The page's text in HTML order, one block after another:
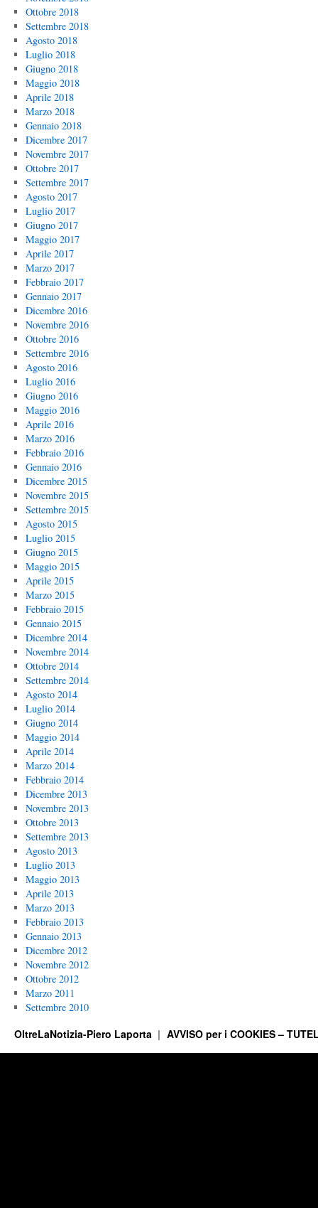
Ottobre 2018
Settembre 2018
Agosto 2018
Luglio 2018
Giugno 2018
Maggio 2018
Aprile 2018
Marzo 2018
Gennaio 2018
Dicembre 2017
Novembre 2017
Ottobre 2017
Settembre 2017
Agosto 2017
Luglio 2017
Giugno 2017
Maggio 2017
Aprile 2017
Marzo 2017
Febbraio 2017
Gennaio 2017
Dicembre 2016
Novembre 2016
Ottobre 2016
Settembre 2016
Agosto 2016
Luglio 2016
Giugno 2016
Maggio 2016
Aprile 2016
Marzo 2016
Febbraio 2016
Gennaio 2016
Dicembre 2015
Novembre 2015
Settembre 2015
Agosto 2015
Luglio 2015
Giugno 2015
Maggio 2015
Aprile 2015
Marzo 2015
Febbraio 2015
Gennaio 2015
Dicembre 2014
Novembre 2014
Ottobre 2014
Settembre 2014
Agosto 2014
Luglio 2014
Giugno 2014
Maggio 2014
Aprile 2014
Marzo 2014
Febbraio 2014
Dicembre 2013
Novembre 2013
Ottobre 2013
Settembre 2013
Agosto 2013
Luglio 2013
Maggio 2013
Aprile 2013
Marzo 2013
Febbraio 2013
Gennaio 2013
Dicembre 2012
Novembre 2012
Ottobre 2012
Marzo 2011
Settembre 2010
OltreLaNotizia-Piero Laporta AVVISO per i COOKIES –